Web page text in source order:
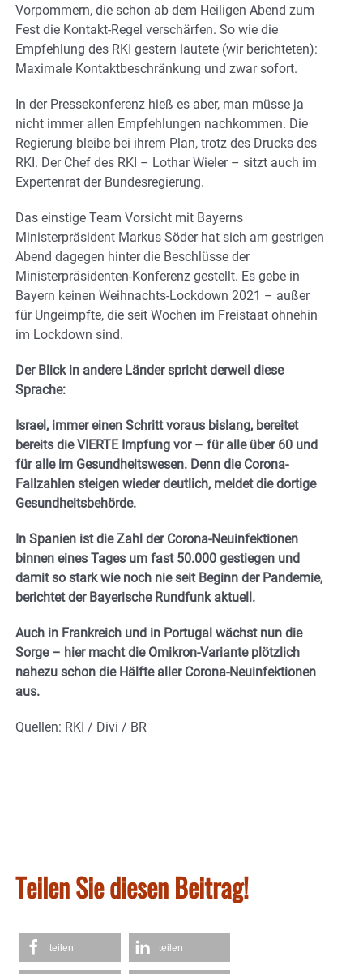
Vorpommern, die schon ab dem Heiligen Abend zum
Fest die Kontakt-Regel verschärfen. So wie die
Empfehlung des RKI gestern lautete (wir berichteten):
Maximale Kontaktbeschränkung und zwar sofort.
In der Pressekonferenz hieß es aber, man müsse ja
nicht immer allen Empfehlungen nachkommen. Die
Regierung bleibe bei ihrem Plan, trotz des Drucks des
RKI. Der Chef des RKI – Lothar Wieler – sitzt auch im
Expertenrat der Bundesregierung.
Das einstige Team Vorsicht mit Bayerns
Ministerpräsident Markus Söder hat sich am gestrigen
Abend dagegen hinter die Beschlüsse der
Ministerpräsidenten-Konferenz gestellt. Es gebe in
Bayern keinen Weihnachts-Lockdown 2021 – außer
für Ungeimpfte, die seit Wochen im Freistaat ohnehin
im Lockdown sind.
Der Blick in andere Länder spricht derweil diese
Sprache:
Israel, immer einen Schritt voraus bislang, bereitet
bereits die VIERTE Impfung vor – für alle über 60 und
für alle im Gesundheitswesen. Denn die Corona-
Fallzahlen steigen wieder deutlich, meldet die dortige
Gesundheitsbehörde.
In Spanien ist die Zahl der Corona-Neuinfektionen
binnen eines Tages um fast 50.000 gestiegen und
damit so stark wie noch nie seit Beginn der Pandemie,
berichtet der Bayerische Rundfunk aktuell.
Auch in Frankreich und in Portugal wächst nun die
Sorge – hier macht die Omikron-Variante plötzlich
nahezu schon die Hälfte aller Corona-Neuinfektionen
aus.
Quellen: RKI / Divi / BR
Teilen Sie diesen Beitrag!
teilen teilen